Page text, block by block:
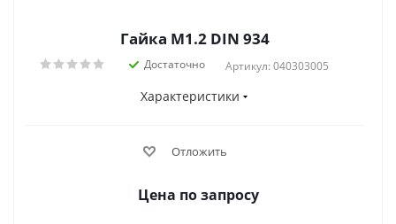
Гайка М1.2 DIN 934
Достаточно Артикул: 040303005
Характеристики
Отложить
Цена по запросу